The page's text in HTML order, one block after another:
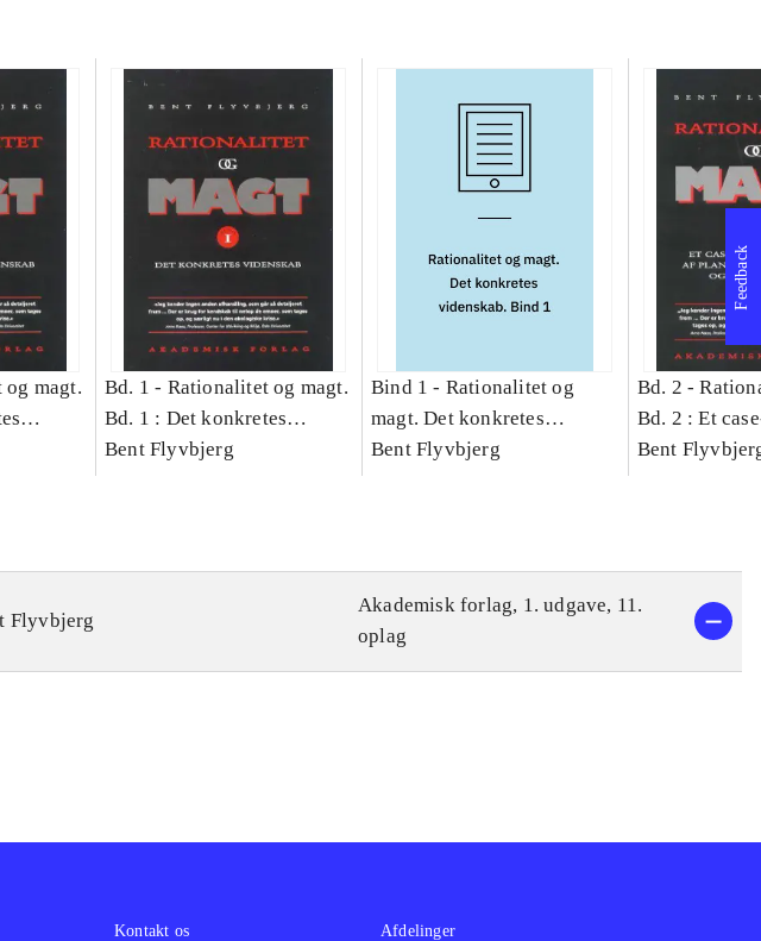
magt.
Bd. 1 - Rationalitet og magt.
Bd. 1 : Det konkretes
videnskab
Bent Flyvbjerg
Bind 1 - Rationalitet og
magt. Det konkretes
videnskab. Bind 1
Bent Flyvbjerg
Bd. 2 -
Bd. 2 : Et
studie af
Bent
Flyvbjerg
Akademisk forlag, 1. udgave, 11.
oplag
Feedback
Kontakt os Afdelinger